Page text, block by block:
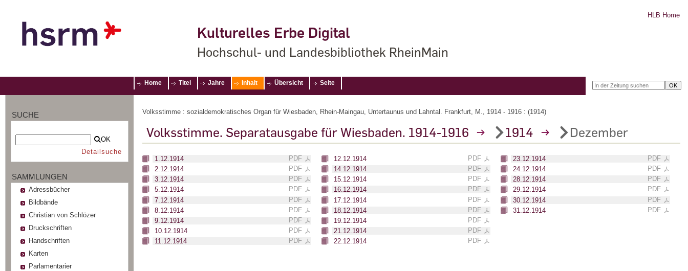
Kulturelles Erbe Digital
Hochschul- und Landesbibliothek RheinMain
HLB Home
Home Titel Jahre Inhalt Übersicht Seite
SUCHE
OK
Detailsuche
SAMMLUNGEN
Adressbücher
Bildbände
Christian von Schlözer
Druckschriften
Handschriften
Karten
Parlamentarier
Volksstimme : sozialdemokratisches Organ für Wiesbaden, Rhein-Maingau, Untertaunus und Lahntal. Frankfurt, M., 1914 - 1916 : (1914)
Volksstimme. Separatausgabe für Wiesbaden. 1914-1916 → 1914 → Dezember
PDF
1.12.1914
PDF
2.12.1914
PDF
3.12.1914
PDF
5.12.1914
PDF
7.12.1914
PDF
8.12.1914
PDF
9.12.1914
PDF
10.12.1914
PDF
11.12.1914
PDF
12.12.1914
PDF
14.12.1914
PDF
15.12.1914
PDF
16.12.1914
PDF
17.12.1914
PDF
18.12.1914
PDF
19.12.1914
PDF
21.12.1914
PDF
22.12.1914
PDF
23.12.1914
PDF
24.12.1914
PDF
28.12.1914
PDF
29.12.1914
PDF
30.12.1914
PDF
31.12.1914